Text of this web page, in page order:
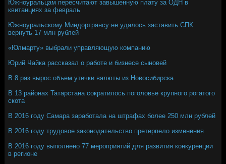
Южноуральцам пересчитают завышенную плату за ОДН в
квитанциях за февраль
Южноуральскому Миндортрансу не удалось заставить СПК
вернуть 17 млн рублей
«Юлмарту» выбрали управляющую компанию
Юрий Чайка рассказал о работе и бизнесе сыновей
В 8 раз вырос объем утечки валюты из Новосибирска
В 13 районах Татарстана сократилось поголовье крупного рогатого
скота
В 2016 году Самара заработала на штрафах более 250 млн рублей
В 2016 году трудовое законодательство претерпело изменения
В 2016 году выполнено 77 мероприятий для развития конкуренции
в регионе